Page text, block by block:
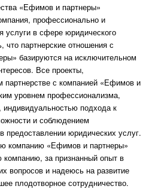
«Ефимов и партнеры»
профессионально и
в сфере юридического
что партнерские отношения с
базируются на исключительном
Все проекты,
партнерстве с компанией «Ефимов и
уровнем профессионализма,
индивидуальностью подхода к
и соблюдением
предоставлении юридических услуг.
компанию «Ефимов и партнеры»
за признанный опыт в
вопросов и надеюсь на развитие
плодотворное сотрудничество.